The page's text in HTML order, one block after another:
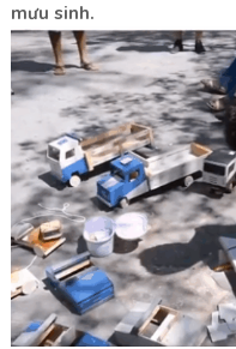
mưu sinh.